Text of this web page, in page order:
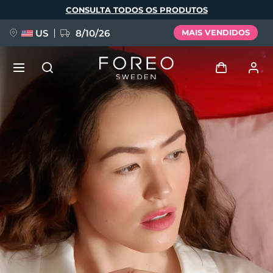
principal
CONSULTA TODOS OS PRODUTOS
US 8/10/26 MAIS VENDIDOS
Entrar
Perfil de usuário
Meus aparelhos
Meus pedidos
Meus endereços
As minhas subscrições
NOVIDADE
FAQ™ Pure Beauty-Tech Elixir
BREAKING NEWS
issa™ Teeth Whitening Set
Idioma
English Deutsch
Español
Français
Português
Polski
Svenska
Русский
Türkçe
简体中文 繁體中文